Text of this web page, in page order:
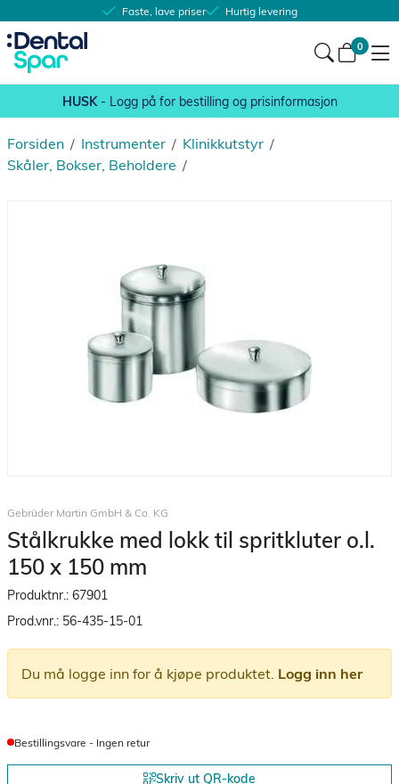
Faste, lave priser Hurtig levering
0
HUSK- Logg på for bestilling og prisinformasjon
/
Forsiden /
Instrumenter /
Klinikkutstyr
/
Skåler, Bokser, Beholdere
Gebrüder Martin GmbH & Co. KG
Stålkrukke med lokk til spritkluter o.l.
150 x 150 mm
Produktnr.: 67901
Prod.vnr.: 56-435-15-01
Du må logge inn for å kjøpe produktet. Logg inn her
Bestillingsvare - Ingen retur
Skriv ut QR-kode